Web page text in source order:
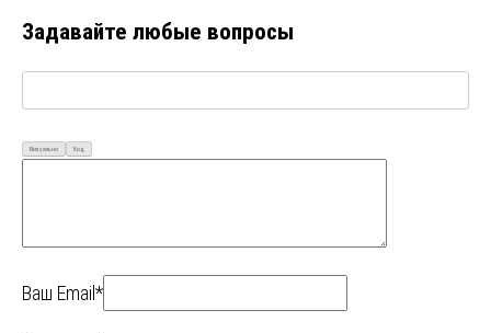
Задавайте любые вопросы
Визуально Код
Ваш Email*